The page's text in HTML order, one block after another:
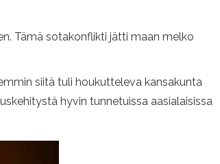
Tämä sotakonflikti jätti maan melko
siitä tuli houkutteleva kansakunta
hyvin tunnetuissa aasialaisissa